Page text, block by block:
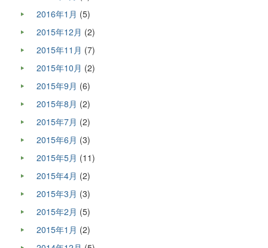
2016年1月 (5)
2015年12月 (2)
2015年11月 (7)
2015年10月 (2)
2015年9月 (6)
2015年8月 (2)
2015年7月 (2)
2015年6月 (3)
2015年5月 (11)
2015年4月 (2)
2015年3月 (3)
2015年2月 (5)
2015年1月 (2)